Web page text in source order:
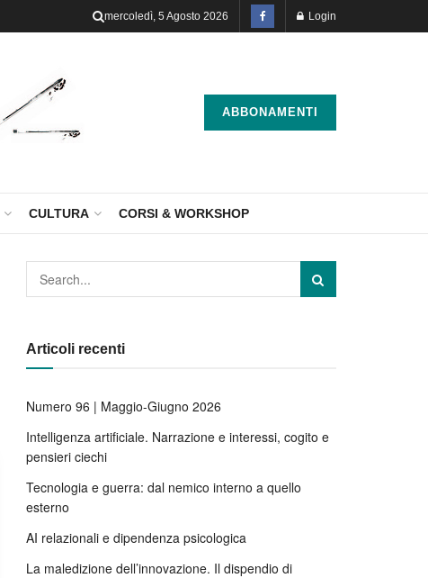
mercoledì, 5 Agosto 2026 Login
ABBONAMENTI
CULTURA CORSI & WORKSHOP
Articoli recenti
Numero 96 | Maggio-Giugno 2026
Intelligenza artificiale. Narrazione e interessi, cogito e
pensieri ciechi
Tecnologia e guerra: dal nemico interno a quello
esterno
AI relazionali e dipendenza psicologica
La maledizione dell’innovazione. Il dispendio di